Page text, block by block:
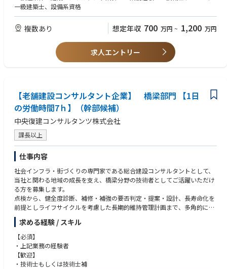
■組織体制：10名
一級建築士、設備系資格
複数あり 想定年収 700 万円 ~ 1,200 万円
求人エントリー
【老舗建設コンサルタント企業】 橋梁部門 【1日
の労働時間7ｈ】（幹部候補）
中央復建コンサルタンツ株式会社
課長以上
仕事内容
社会インフラ・街づくりの専門家である総合建設コンサルタントとして、
当社と関わる地域の成長を支え、橋梁分野の技術者としてご活躍いただけ
る方を募集します。
点検から、健全度診断、補修・補強の要否判定・提案・設計、長寿命化を
前提としライフサイクルを考慮した長期的維持管理計画まで、多角的に事
業者を支援し、持続可能な社会を目指します。
※メーカー側での設計経験者も大歓迎です。
※業務経験、保有資格、プロポーザル等での受注実績等を考慮の上、決定
されます。詳しくは担当コンサルタントにお尋ねください。
求める経験 / スキル
【必須】
・上記業務の経験者
【歓迎】
・技術士もしくは技術士補